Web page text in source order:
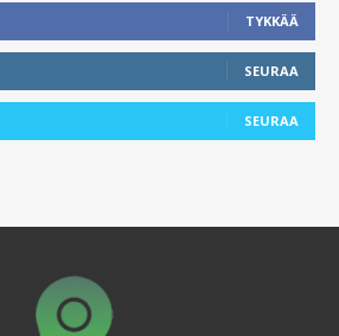
TYKKÄÄ
SEURAA
SEURAA